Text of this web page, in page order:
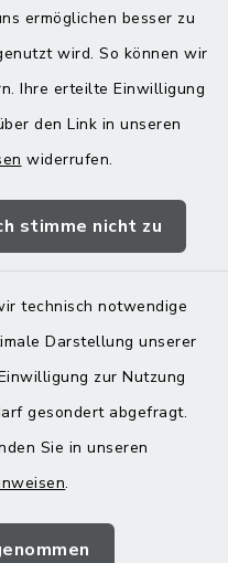
ermöglichen besser zu
wird. So können wir
Ihre erteilte Einwilligung
den Link in unseren
widerrufen.
stimme nicht zu
technisch notwendige
Darstellung unserer
zur Nutzung
gesondert abgefragt.
Sie in unseren
.